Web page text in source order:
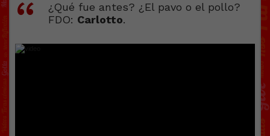
¿Qué fue antes? ¿El pavo o el pollo?
FDO: Carlotto.